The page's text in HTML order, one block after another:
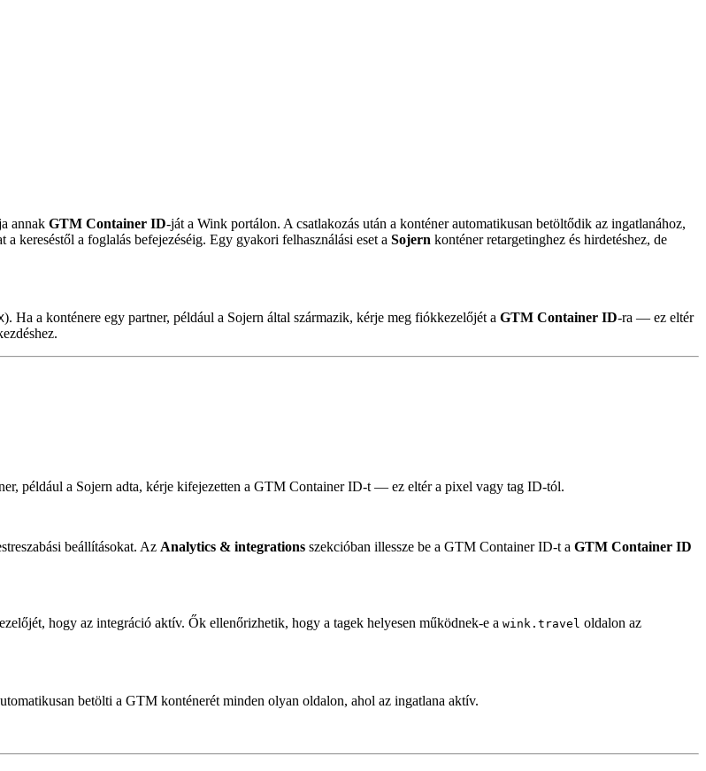
annak GTM Container ID-ját a Wink portálon. A csatlakozás után a konténer automatikusan betöltődik az ingatlanához,
kereséstől a foglalás befejezéséig. Egy gyakori felhasználási eset a Sojern konténer retargetinghez és hirdetéshez, de
). Ha a konténere egy partner, például a Sojern által származik, kérje meg fiókkezelőjét a GTM Container ID-ra — ez eltér
például a Sojern adta, kérje kifejezetten a GTM Container ID-t — ez eltér a pixel vagy tag ID-tól.
beállításokat. Az Analytics & integrations szekcióban illessze be a GTM Container ID-t a GTM Container ID
hogy az integráció aktív. Ők ellenőrizhetik, hogy a tagek helyesen működnek-e a wink.travel oldalon az
betölti a GTM konténerét minden olyan oldalon, ahol az ingatlana aktív.